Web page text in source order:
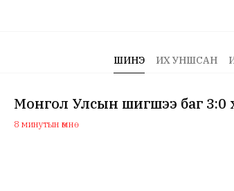
ШИНЭ ИХ УНШСАН
Монгол Улсын шигшээ баг
8 минутын өмнө